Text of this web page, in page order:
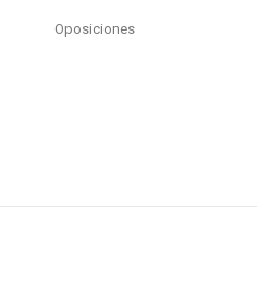
Oposiciones